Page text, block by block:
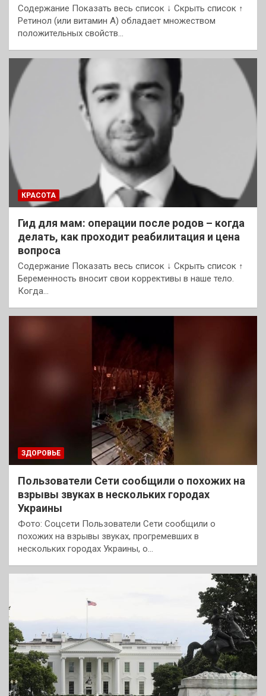
Содержание Показать весь список ↓ Скрыть список ↑
Ретинол (или витамин А) обладает множеством
положительных свойств…
КРАСОТА
Гид для мам: операции после родов – когда
делать, как проходит реабилитация и цена
вопроса
Содержание Показать весь список ↓ Скрыть список ↑
Беременность вносит свои коррективы в наше тело.
Когда…
ЗДОРОВЬЕ
Пользователи Сети сообщили о похожих на
взрывы звуках в нескольких городах
Украины
Фото: Соцсети Пользователи Сети сообщили о
похожих на взрывы звуках, прогремевших в
нескольких городах Украины, о…